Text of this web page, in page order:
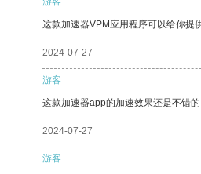
这款加速器VPM应用程序可以给你提
2024-07-27
游客
这款加速器app的加速效果还是不错
2024-07-27
游客